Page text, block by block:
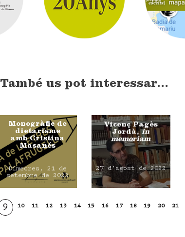
També us pot interessar...
Monogràfic de
dietarisme
amb Cristina
Masanés
Dimecres, 21 de
setembre de 2022
Vicenç Pagès
Jordà,in
memoriam
27 d'agost de 2022
9 10 11 12 13 14 15 16 17 18 19 20 21